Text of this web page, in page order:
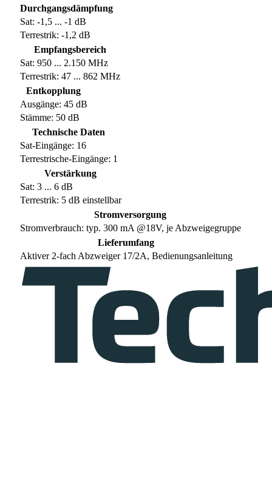
Durchgangsdämpfung
Sat: -1,5 ... -1 dB
Terrestrik: -1,2 dB
Empfangsbereich
Sat: 950 ... 2.150 MHz
Terrestrik: 47 ... 862 MHz
Entkopplung
Ausgänge: 45 dB
Stämme: 50 dB
Technische Daten
Sat-Eingänge: 16
Terrestrische-Eingänge: 1
Verstärkung
Sat: 3 ... 6 dB
Terrestrik: 5 dB einstellbar
Stromversorgung
Stromverbrauch: typ. 300 mA @18V, je Abzweigegruppe
Lieferumfang
Aktiver 2-fach Abzweiger 17/2A, Bedienungsanleitung